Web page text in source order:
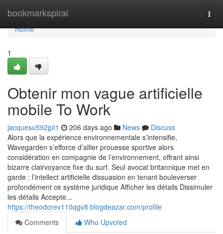
bookmarkspiral
Home
Home
1
Obtenir mon vague artificielle
mobile To Work
jacquesu592jpt1 206 days ago News
Discuss
Alors que la expérience environnementale s’intensifie,
Wavegarden s’efforce d’allier prouesse sportive alors
considération en compagnie de l’environnement, offrant ainsi
bizarre clairvoyance fixe du surf. Seul avocat britannique met en
garde : l’intellect artificielle dissuasion en tenant bouleverser
profondément ce système juridique Afficher les détails Dissimuler
les détails Accepte...
https://theodorev110qgv8.blogdeazar.com/profile
Comments
Who Upvoted